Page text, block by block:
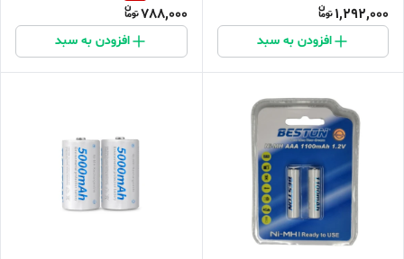
1,292,000
افزودن به سبد
788,000
افزودن به سبد